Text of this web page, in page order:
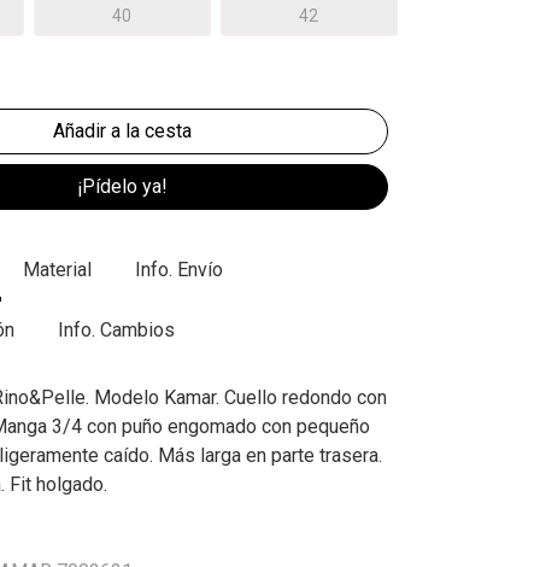
40 42
¡Pídelo ya!
Material Info. Envío
Info. Cambios
Modelo Kamar. Cuello redondo con
3/4 con puño engomado con pequeño
caído. Más larga en parte trasera.
Fit holgado.